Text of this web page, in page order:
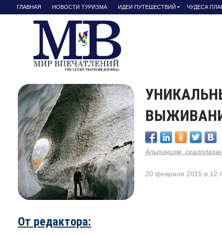
ГЛАВНАЯ НОВОСТИ ТУРИЗМА ИДЕИ ПУТЕШЕСТВИЙ ЧУДЕСА
Альпинизм,
20 февраля 2015 в
От редактора: